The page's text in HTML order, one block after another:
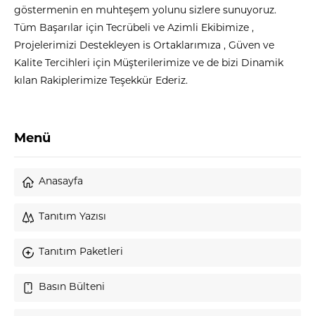
göstermenin en muhteşem yolunu sizlere sunuyoruz.
Tüm Başarılar için Tecrübeli ve Azimli Ekibimize ,
Projelerimizi Destekleyen is Ortaklarımıza , Güven ve
Kalite Tercihleri için Müşterilerimize ve de bizi Dinamik
kılan Rakiplerimize Teşekkür Ederiz.
Menü
Anasayfa
Tanıtım Yazısı
Tanıtım Paketleri
Basın Bülteni